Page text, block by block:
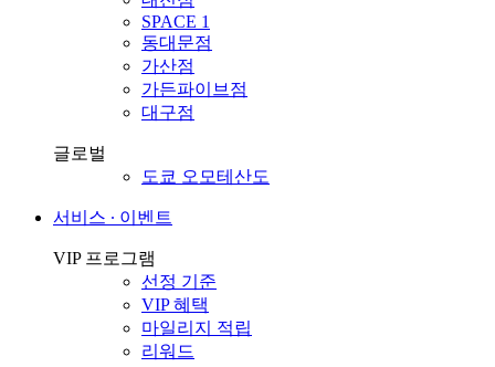
SPACE 1
동대문점
가산점
가든파이브점
대구점
글로벌
도쿄 오모테산도
서비스 ∙ 이벤트
VIP 프로그램
선정 기준
VIP 혜택
마일리지 적립
리워드